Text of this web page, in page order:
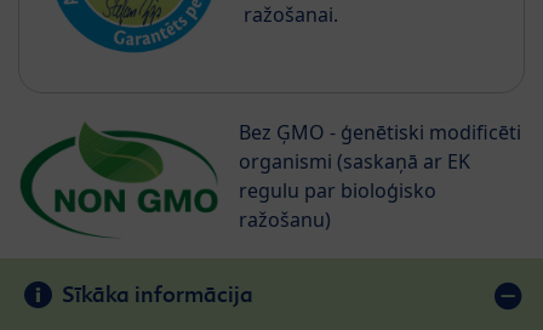
ražošanai.
Bez ĢMO - ģenētiski modificēti
organismi (saskaņā ar EK
regulu par bioloģisko
ražošanu)
Sīkāka informācija